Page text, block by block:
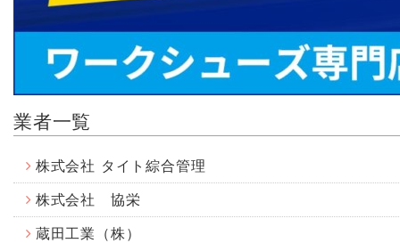
業者一覧
株式会社 タイト綜合管理
株式会社 協栄
蔵田工業（株）